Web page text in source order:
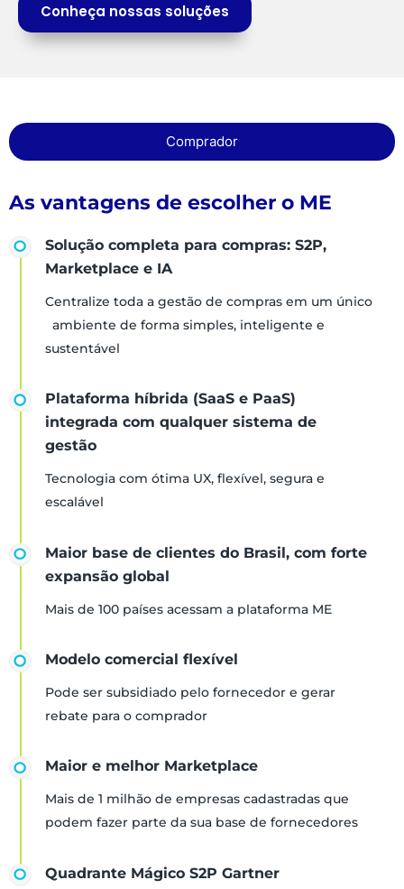
Conheça nossas soluções
Comprador
As vantagens de escolher o ME
Solução completa para compras: S2P,
Marketplace e IA
Centralize toda a gestão de compras em um único
ambiente de forma simples, inteligente e
sustentável
Plataforma híbrida (SaaS e PaaS)
integrada com qualquer sistema de
gestão
Tecnologia com ótima UX, flexível, segura e
escalável
Maior base de clientes do Brasil, com forte
expansão global
Mais de 100 países acessam a plataforma ME
Modelo comercial flexível
Pode ser subsidiado pelo fornecedor e gerar
rebate para o comprador
Maior e melhor Marketplace
Mais de 1 milhão de empresas cadastradas que
podem fazer parte da sua base de fornecedores
Quadrante Mágico S2P Gartner